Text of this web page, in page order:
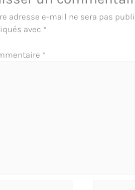
adresse e-mail ne sera pas
avec *
*